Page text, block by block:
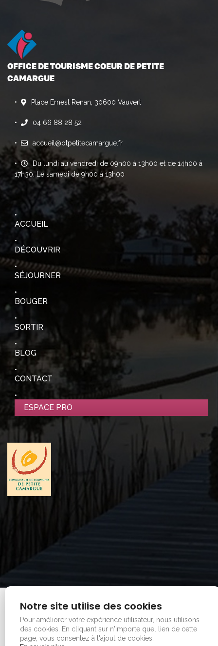
OFFICE DE TOURISME COEUR DE PETITE
CAMARGUE
Place Ernest Renan, 30600 Vauvert
04 66 88 28 52
accueil@otpetitecamargue.fr
Du lundi au vendredi de 09h00 à 13h00 et de 14h00 à
17h30. Le samedi de 9h00 à 13h00
ACCUEIL
DÉCOUVRIR
SÉJOURNER
BOUGER
SORTIR
BLOG
CONTACT
ESPACE PRO
Mentions legales
Copyright © 2026 - Office de tourisme - Vauvert. Tous
droits réservés.
Notre site utilise des cookies
Pour améliorer votre expérience utilisateur, nous utilisons
des cookies.
En cliquant sur n'importe quel lien de cette
page, vous consentez à l'ajout de cookies.